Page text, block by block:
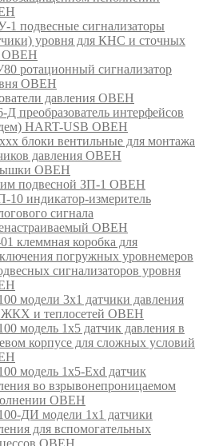
1 подвесные сигнализаторы
уровня для КНС и сточных
ОВЕН
ротационный сигнализатор
ОВЕН
давления ОВЕН
Д преобразователь интерфейсов
HART-USB ОВЕН
блоки вентильные для монтажа
давления ОВЕН
ОВЕН
подвесной ЗП-1 ОВЕН
10 индикатор-измеритель
сигнала
ОВЕН
клеммная коробка для
погружных уровнемеров
сигнализаторов уровня
модели 3х1 датчики давления
ЖКХ и теплосетей ОВЕН
модель 1х5 датчик давления в
корпусе для сложных условий
модель 1х5-Exd датчик
во взрывонепроницаемом
ОВЕН
ДИ модели 1х1 датчики
для вспомогательных